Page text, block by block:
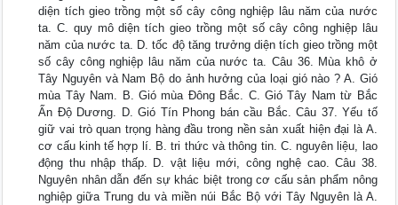
diện tích gieo trồng một số cây công nghiệp lâu năm của nước
ta. C. quy mô diện tích gieo trồng một số cây công nghiệp lâu
năm của nước ta. D. tốc độ tăng trưởng diện tích gieo trồng một
số cây công nghiệp lâu năm của nước ta. Câu 36. Mùa khô ở
Tây Nguyên và Nam Bộ do ảnh hưởng của loại gió nào ? A. Gió
mùa Tây Nam. B. Gió mùa Đông Bắc. C. Gió Tây Nam từ Bắc
Ấn Độ Dương. D. Gió Tín Phong bán cầu Bắc. Câu 37. Yếu tố
giữ vai trò quan trọng hàng đầu trong nền sản xuất hiện đại là A.
cơ cấu kinh tế hợp lí. B. tri thức và thông tin. C. nguyên liệu, lao
động thu nhập thấp. D. vật liệu mới, công nghệ cao. Câu 38.
Nguyên nhân dẫn đến sự khác biệt trong cơ cấu sản phẩm nông
nghiệp giữa Trung du và miền núi Bắc Bộ với Tây Nguyên là A.